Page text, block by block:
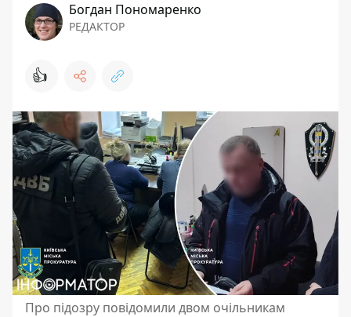
Богдан Пономаренко
РЕДАКТОР
👍
Про підозру повідомили двом очільникам